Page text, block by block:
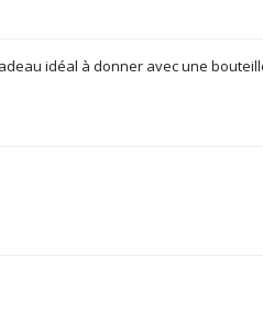
idéal à donner avec une